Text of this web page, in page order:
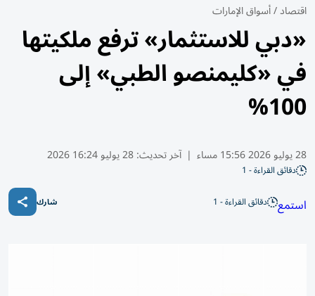
اقتصاد/أسواق الإمارات
«دبي للاستثمار» ترفع ملكيتها
في «كليمنصو الطبي» إلى
100%
28 يوليو 2026 15:56 مساء | آخر تحديث:28 يوليو 16:24 2026
دقائق القراءة - 1
استمع دقائق القراءة - 1 شارك